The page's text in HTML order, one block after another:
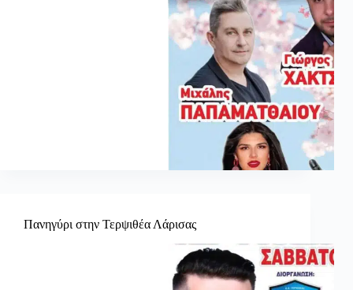
Πανηγύρι στην Τερψιθέα Λάρισας